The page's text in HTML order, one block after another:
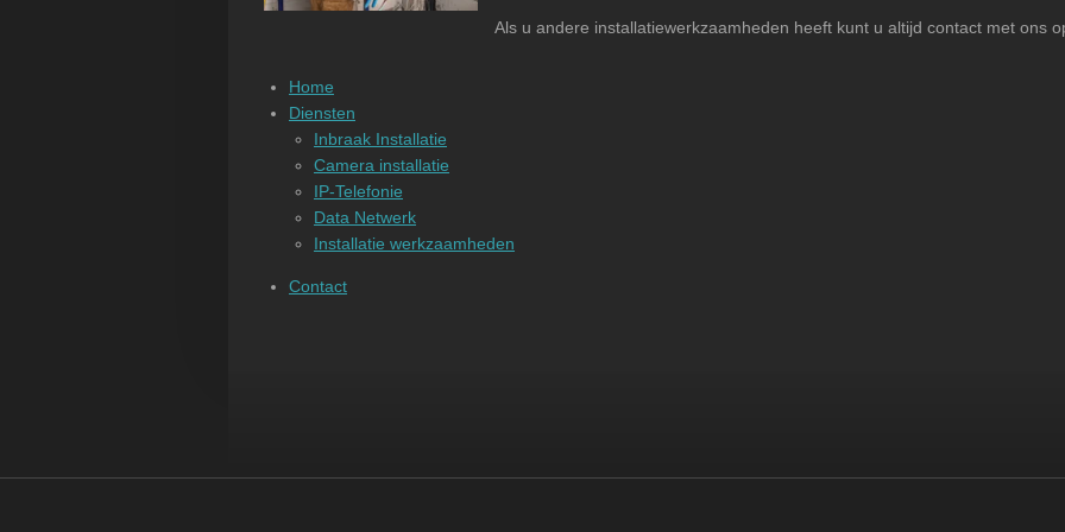
Als u andere installatiewerkzaamheden heeft kunt u altijd contact met ons
Home
Diensten
Inbraak Installatie
Camera installatie
IP-Telefonie
Data Netwerk
Installatie werkzaamheden
Contact